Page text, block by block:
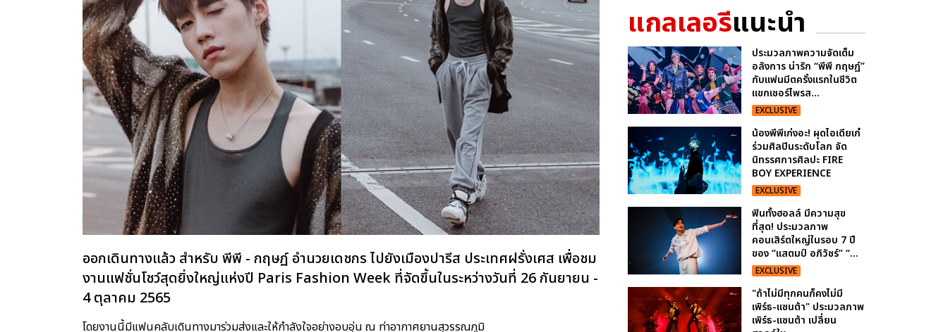
ออกเดินทางแล้ว สำหรับ พีพี - กฤษฏ์ อำนวยเดชกร ไปยังเมืองปารีส ประเทศฝรั่งเศส เพื่อชม
งานแฟชั่นโชว์สุดยิ่งใหญ่แห่งปี Paris Fashion Week ที่จัดขึ้นในระหว่างวันที่ 26 กันยายน -
4 ตุลาคม 2565
โดยงานนี้มีแฟนคลับเดินทางมาร่วมส่งและให้กำลังใจอย่างอบอุ่น ณ ท่าอากาศยานสุวรรณภูมิ
แกลเลอรีแนะนำ
ประมวลภาพความจัดเต็ม
อลังการ น่ารัก “พีพี กฤษฏ์”
กับแฟนมีตครั้งแรกในชีวิต
แขกเซอร์ไพรส...
EXCLUSIVE
น้องพีพีเก่งอะ! ผุดไอเดียเก๋
ร่วมศิลปินระดับโลก จัด
นิทรรศการศิลปะ FIRE
BOY EXPERIENCE
EXCLUSIVE
ฟินทั้งฮอลล์ มีความสุข
ที่สุด! ประมวลภาพ
คอนเสิร์ตใหญ่ในรอบ 7 ปี
ของ “แสตมป์ อภิวัชร์” “...
EXCLUSIVE
"ถ้าไม่มีทุกคนก็คงไม่มี
เพิร์ธ-แซนต้า" ประมวลภาพ
เพิร์ธ-แซนต้า เปลี่ยน